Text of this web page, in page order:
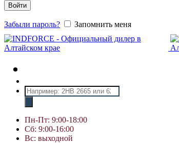
Войти
Забыли пароль? Запомнить меня
Поиск
товаров
Пн-Пт: 9:00-18:00
Сб: 9:00-16:00
Вс: выходной